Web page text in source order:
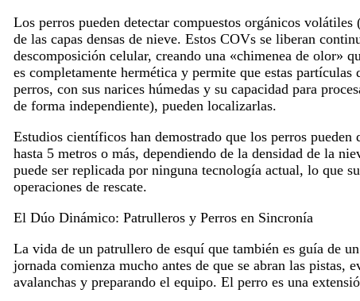
Los perros pueden detectar compuestos orgánicos
de las capas densas de nieve. Estos COVs se liberan
descomposición celular, creando una «chimenea de olor»
es completamente hermética y permite que estas
perros, con sus narices húmedas y su capacidad para
de forma independiente), pueden localizarlas.
Estudios científicos han demostrado que los perros
hasta 5 metros o más, dependiendo de la densidad de la
puede ser replicada por ninguna tecnología actual, lo que
operaciones de rescate.
El Dúo Dinámico: Patrulleros y Perros en Sincronía
La vida de un patrullero de esquí que también es guía de
jornada comienza mucho antes de que se abran las pistas,
avalanchas y preparando el equipo. El perro es una